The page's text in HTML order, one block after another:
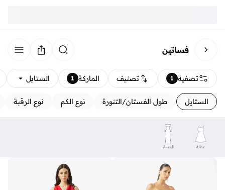
فساتين
تصفية 1 تصنيف الماركة 1 الستايل
الستايل طول الفستان/التنورة نوع الكم نوع الرقبة
عطلة المساء